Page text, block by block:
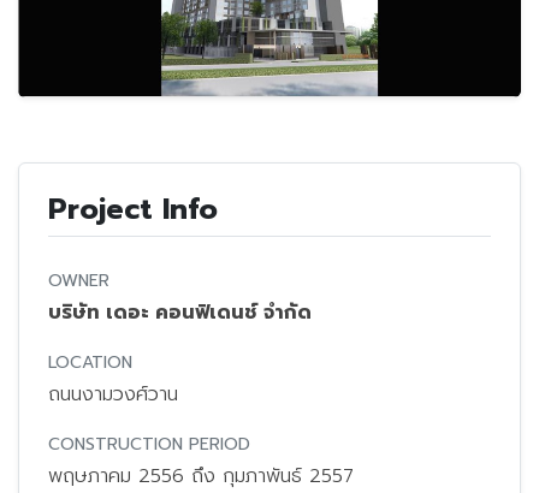
Project Info
OWNER
บริษัท เดอะ คอนฟิเดนช์ จำกัด
LOCATION
ถนนงามวงศ์วาน
CONSTRUCTION PERIOD
พฤษภาคม 2556 ถึง กุมภาพันธ์ 2557